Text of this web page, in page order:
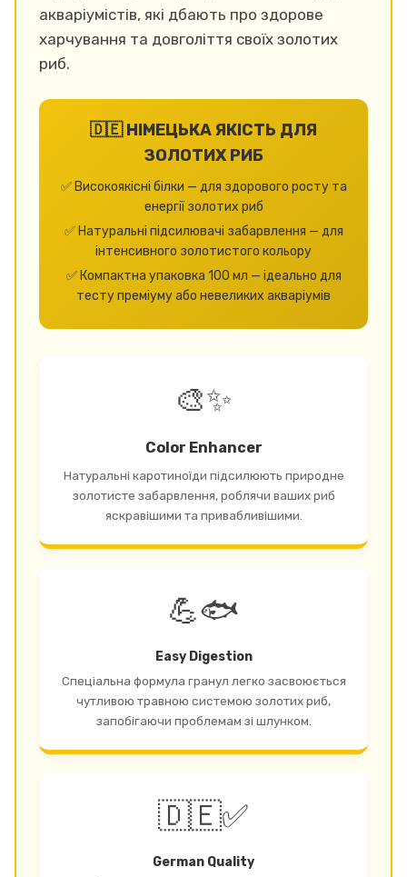
акваріумістів, які дбають про здорове
харчування та довголіття своїх золотих
риб.
🇩🇪 НІМЕЦЬКА ЯКІСТЬ ДЛЯ
ЗОЛОТИХ РИБ
✅ Високоякісні білки — для здорового росту та
енергії золотих риб
✅ Натуральні підсилювачі забарвлення — для
інтенсивного золотистого кольору
✅ Компактна упаковка 100 мл — ідеально для
тесту преміуму або невеликих акваріумів
🎨✨
Color Enhancer
Натуральні каротиноїди підсилюють природне
золотисте забарвлення, роблячи ваших риб
яскравішими та привабливішими.
💪🐟
Easy Digestion
Спеціальна формула гранул легко засвоюється
чутливою травною системою золотих риб,
запобігаючи проблемам зі шлунком.
🇩🇪✅
German Quality